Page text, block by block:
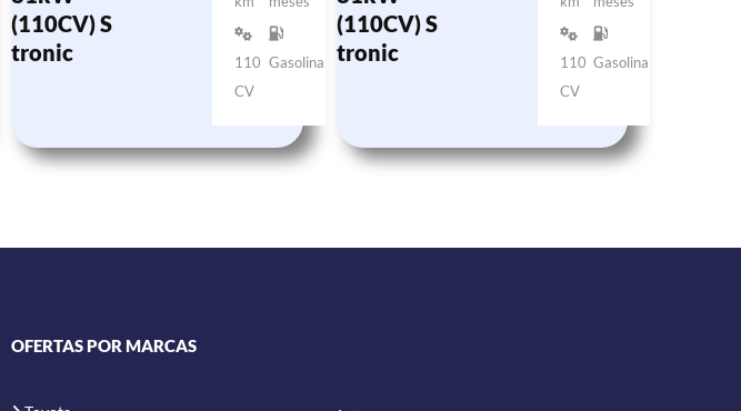
(110CV) S
tronic
110
CV
Gasolina
(110CV) S
tronic
110
CV
Gasolina
OFERTAS POR MARCAS